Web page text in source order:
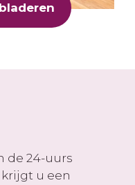
de 24-uurs
u een